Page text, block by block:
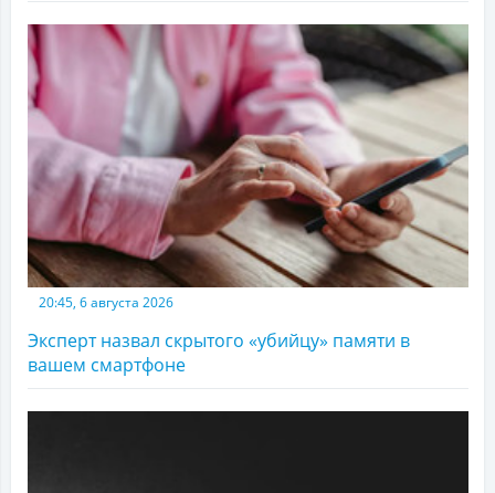
20:45, 6 августа 2026
Эксперт назвал скрытого «убийцу» памяти в
вашем смартфоне